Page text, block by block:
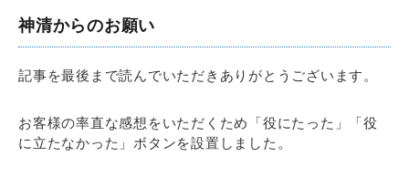
神清からのお願い
記事を最後まで読んでいただきありがとうございます。
お客様の率直な感想をいただくため「役にたった」「役
に立たなかった」ボタンを設置しました。